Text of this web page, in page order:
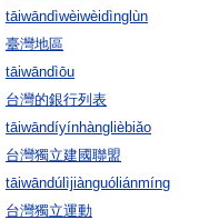
tāiwāndìwèiwèidìnglùn
臺灣地區
tāiwāndìōu
台灣的銀行列表
tāiwāndíyínhànglièbiǎo
台灣獨立建國聯盟
tāiwāndúlìjiànguóliánmíng
台灣獨立運動